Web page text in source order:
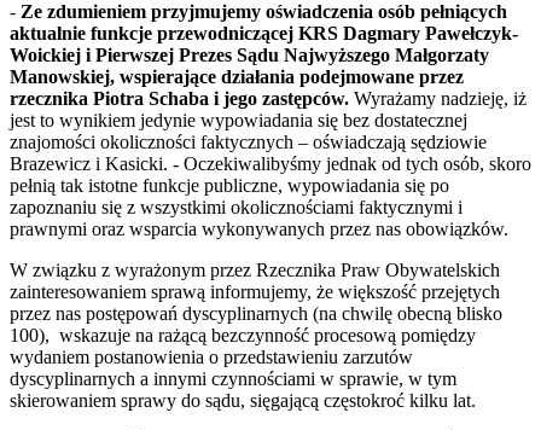
- Ze zdumieniem przyjmujemy oświadczenia osób pełniących
aktualnie funkcje przewodniczącej KRS Dagmary Pawełczyk-
Woickiej i Pierwszej Prezes Sądu Najwyższego Małgorzaty
Manowskiej, wspierające działania podejmowane przez
rzecznika Piotra Schaba i jego zastępców. Wyrażamy nadzieję, iż
jest to wynikiem jedynie wypowiadania się bez dostatecznej
znajomości okoliczności faktycznych – oświadczają sędziowie
Brazewicz i Kasicki. - Oczekiwalibyśmy jednak od tych osób, skoro
pełnią tak istotne funkcje publiczne, wypowiadania się po
zapoznaniu się z wszystkimi okolicznościami faktycznymi i
prawnymi oraz wsparcia wykonywanych przez nas obowiązków.
W związku z wyrażonym przez Rzecznika Praw Obywatelskich
zainteresowaniem sprawą informujemy, że większość przejętych
przez nas postępowań dyscyplinarnych (na chwilę obecną blisko
100), wskazuje na rażącą bezczynność procesową pomiędzy
wydaniem postanowienia o przedstawieniu zarzutów
dyscyplinarnych a innymi czynnościami w sprawie, w tym
skierowaniem sprawy do sądu, sięgającą częstokroć kilku lat.